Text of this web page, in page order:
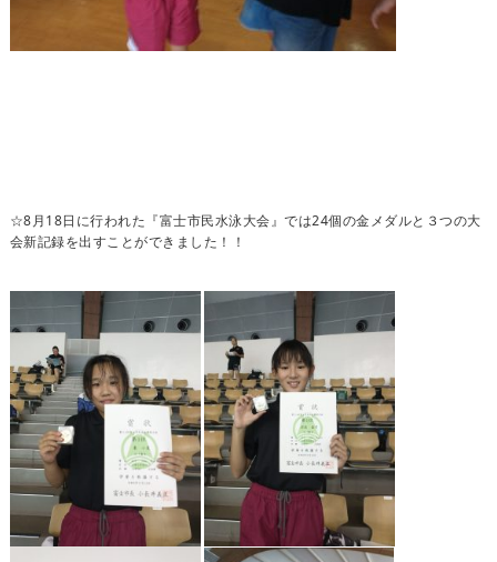
☆8月18日に行われた『富士市民水泳大会』では24個の金メダルと３つの大
会新記録を出すことができました！！